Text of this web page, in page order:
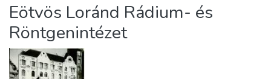
Statistics
About us
Eötvös Loránd Rádium- és
Röntgenintézet